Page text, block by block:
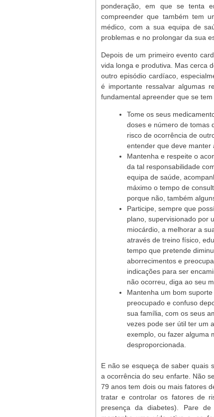
ponderação, em que se tenta
compreender que também tem
médico, com a sua equipa de
problemas e no prolongar da sua
Depois de um primeiro evento
vida longa e produtiva. Mas cerca
outro episódio cardíaco,
é importante ressalvar algumas
fundamental apreender que se
Tome os seus
doses e número de tomas
risco de ocorrência de
entender que deve manter
Mantenha e respeite o
da tal responsabilidade
equipa de saúde,
máximo o tempo de
porque não, também
Participe, sempre que
plano, supervisionado por
miocárdio, a melhorar a
através de treino físico,
tempo que pretende
aborrecimentos e
indicações para ser
não ocorreu, diga ao seu
Mantenha um bom
preocupado e confuso
sua família, com os seus
vezes pode ser útil ter um
exemplo, ou fazer alguma
desproporcionada.
E não se esqueça de saber quais
a ocorrência do seu enfarte. Não
79 anos tem dois ou mais fatores
tratar e controlar os fatores de
presença da diabetes). Pare de